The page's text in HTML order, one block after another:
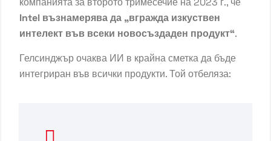
Intel възнамерява да „вгражда изкуствен
интелект във всеки новосъздаден продукт“.
Гелсинджър очаква ИИ в крайна сметка да бъде
интегриран във всички продукти. Той отбеляза: